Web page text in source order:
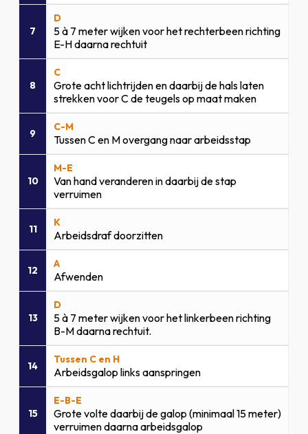
7
D
5 à 7 meter wijken voor het rechterbeen richting
E-H daarna rechtuit
8
C
Grote acht lichtrijden en daarbij de hals laten
strekken voor C de teugels op maat maken
9
C-M
Tussen C en M overgang naar arbeidsstap
10
M-E
Van hand veranderen in daarbij de stap
verruimen
11
K
Arbeidsdraf doorzitten
12
A
Afwenden
13
D
5 à 7 meter wijken voor het linkerbeen richting
B-M daarna rechtuit.
14
Tussen C en H
Arbeidsgalop links aanspringen
15
E-B-E
Grote volte daarbij de galop (minimaal 15 meter)
verruimen daarna arbeidsgalop